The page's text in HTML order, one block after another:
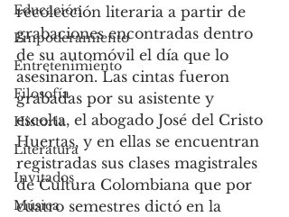
Educación
Empoderamiento
Entretenimiento
Filosofía
Historia
Literatura
Invitados
Música
recolección literaria a partir de
grabaciones encontradas dentro
de su automóvil el día que lo
asesinaron. Las cintas fueron
grabadas por su asistente y
escolta, el abogado José del Cristo
Huertas, y en ellas se encuentran
registradas sus clases magistrales
de Cultura Colombiana que por
cuatro semestres dictó en la